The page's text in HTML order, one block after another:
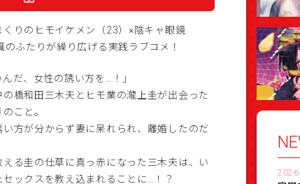
くりのヒモイケメン（23）×陰キャ眼鏡
のふたりが繰り広げる実践ラブコメ！
んだ、女性の誘い方を…！」
の橋和田三木夫とヒモ業の瀧上圭が出会った
こと。
い方が分からず妻に呆れられ、離婚したのだ
える圭の仕草に真っ赤になった三木夫は、い
セックスを教え込まれることに…！？